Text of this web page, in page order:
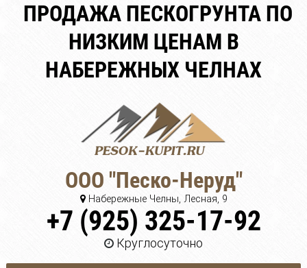
ПРОДАЖА ПЕСКОГРУНТА ПО
НИЗКИМ ЦЕНАМ В
НАБЕРЕЖНЫХ ЧЕЛНАХ
ООО "Песко-Неруд"
Набережные Челны, Лесная, 9
+7 (925) 325-17-92
Круглосуточно